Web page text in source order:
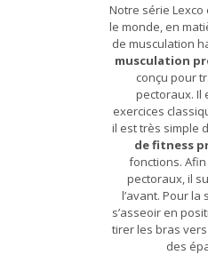
Notre série
le monde, en
de musculation
musculation
conçu pour
pectoraux. Il
exercices
il est très simple
de fitness
fonctions.
pectoraux, il
l’avant. Pour
s’asseoir en
tirer les bras
des